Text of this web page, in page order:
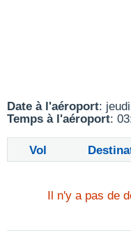
Date à l'aéroport:
Temps à l'aéroport:
Vol
Il n'y a pas de